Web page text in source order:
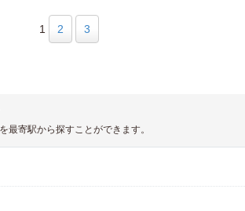
1 2 3
最寄駅から探すことができます。